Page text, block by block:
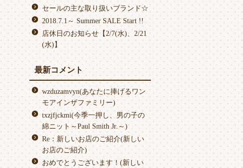
セールの主な取り扱いブランド☆
2018.7.1～ Summer SALE Start !!
店休日のお知らせ【2/7(水)、2/21
(水)】
最新コメント
wzduzamvyn(あなたに捧げるワン
モアインザファミリー)
txzjfjckmi(今季一押し、男の子の
綿ニット～Paul Smith Jr.～)
Re：新しいお店のご紹介(新しい
お店のご紹介)
おめでとうございます！(新しい